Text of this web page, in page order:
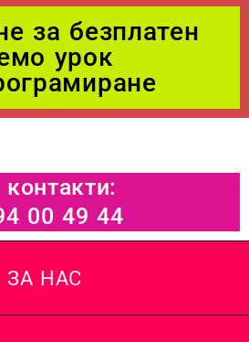
за безплатен
урок
контакти:
00 49 44
ЗА НАС